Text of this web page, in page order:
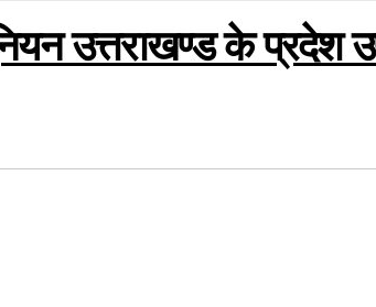
उत्तराखण्ड के प्रदेश